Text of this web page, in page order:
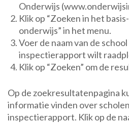
Onderwijs
Klik op “Zoeken in het
onderwijs” in het menu.
Voer de naam van de
inspectierapport wilt
Klik op “Zoeken” om de
Op de zoekresultatenpagina
informatie vinden over
inspectierapport. Klik op de